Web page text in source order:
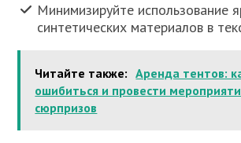
Минимизируйте использование
синтетических материалов в
Читайте также: Аренда тентов:
ошибиться и провести
сюрпризов